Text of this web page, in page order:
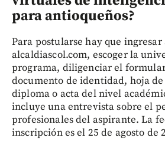
para antioqueños?
Para postularse hay que
alcaldiascol.com, escoger la
programa, diligenciar el
documento de identidad, hoja
diploma o acta del nivel
incluye una entrevista sobre el
profesionales del aspirante. La
inscripción es el 25 de agosto de